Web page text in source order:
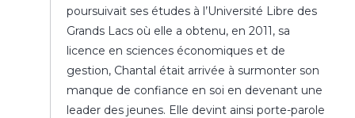
poursuivait ses études à l’Université Libre des
Grands Lacs où elle a obtenu, en 2011, sa
licence en sciences économiques et de
gestion, Chantal était arrivée à surmonter son
manque de confiance en soi en devenant une
leader des jeunes. Elle devint ainsi porte-parole